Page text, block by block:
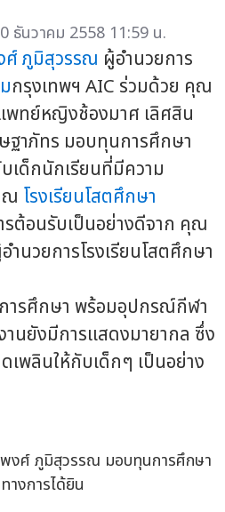
ธันวาคม 2558 11:59 น.
ภูมิสุวรรณ ผู้อำนวยการ
กรุงเทพฯ AIC ร่วมด้วย คุณ
พทย์หญิงช้องมาศ เลิศสิน
าภัทร มอบทุนการศึกษา
ด็กนักเรียนที่มีความ
ณ โรงเรียนโสตศึกษา
รต้อนรับเป็นอย่างดีจาก คุณ
ำนวยการโรงเรียนโสตศึกษา
ศึกษา พร้อมอุปกรณ์กีฬา
านยังมีการแสดงมายากล ซึ่ง
เพลินให้กับเด็กๆ เป็นอย่าง